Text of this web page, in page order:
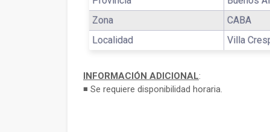
Zona
CABA
Localidad
Villa
INFORMACIÓN ADICIONAL:
◾ Se requiere disponibilidad horaria.